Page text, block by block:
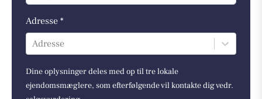
Adresse *
Adresse
Dine oplysninger deles med op til tre lokale
ejendomsmæglere, som efterfølgende vil kontakte dig vedr.